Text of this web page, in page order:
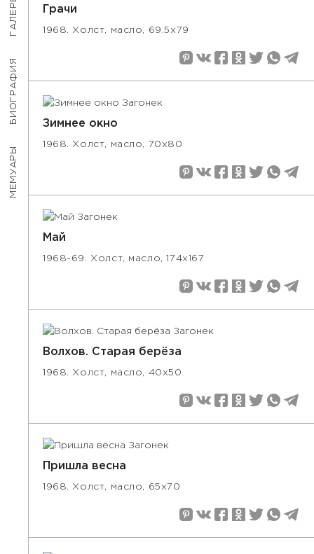
МЕМУАРЫ
БИОГРАФИЯ
ГАЛЕРЕЯ Грачи
1968. Холст, масло, 69.5х79
Зимнее окно
1968. Холст, масло, 70х80
Май
1968-69. Холст, масло, 174х167
Волхов. Старая берёза
1968. Холст, масло, 40x50
Пришла весна
1968. Холст, масло, 65х70